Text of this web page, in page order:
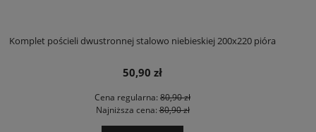
Komplet pościeli dwustronnej stalowo niebieskiej 200x220 pióra
50,90 zł
Cena regularna: 80,90 zł
Najniższa cena:80,90 zł